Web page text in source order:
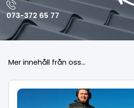
073-372 65 77
Mer innehåll från oss...